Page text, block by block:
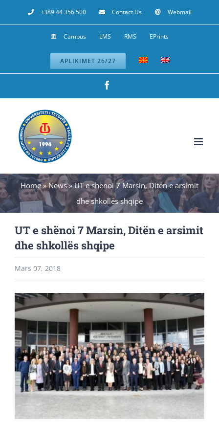
to
+389 44 356 500 Contact Us Webmail
Campus LMS RMS EPrints
APLIKIMET 26/27
Home»News»UT e shënoi 7 Marsin, Ditën e arsimit
dhe shkollës shqipe
UT e shënoi 7 Marsin, Ditën e arsimit
dhe shkollës shqipe
Mars 07, 2018
View
Larger
Image